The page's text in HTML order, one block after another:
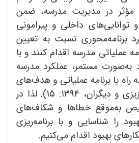
مؤثر در مدیریت مدرسه، ضمن
داخلی و پیرامونی
برنامه‌محوری نسبت به تعیین
عملیاتی مدرسه اقدام کنند و با
به‌صورت مستمر، عملکرد مدرسه
یا برنامه عملیاتی و هدف‌های
قصدشده بسنجد (عزیزی و دیگران، 1394: 15). لذا در
به‌موقع خطاها و شکاف‌های
را شناسایی و با برنامه‌ریزی
بهبود اقدام می‌کنیم.